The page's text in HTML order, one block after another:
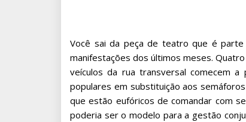
Você sai da peça de teatro que é parte
manifestações dos últimos meses.
veículos da rua transversal comecem
populares em substituição aos
que estão eufóricos de comandar com
poderia ser o modelo para a gestão